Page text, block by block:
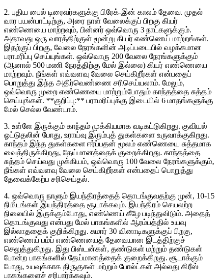
2. புதிய பைல் டிரைவர்களுக்கு பிரேக்-இன் காலம் தேவை. முதல்
வார பயன்பாட்டிற்கு, அரை நாள் வேலைக்குப் பிறகு கியர்
எண்ணெயை மாற்றவும், பின்னர் ஒவ்வொரு 3 நாட்களுக்கும்.
அதாவது ஒரு வாரத்திற்குள் மூன்று கியர் எண்ணெய் மாற்றங்கள்.
இதற்குப் பிறகு, வேலை நேரங்களின் அடிப்படையில் வழக்கமான
பராமரிப்பு செய்யுங்கள். ஒவ்வொரு 200 வேலை நேரங்களுக்கும்
(ஆனால் 500 மணி நேரத்திற்கு மேல் இல்லை) கியர் எண்ணெயை
மாற்றவும். நீங்கள் எவ்வளவு வேலை செய்கிறீர்கள் என்பதைப்
பொறுத்து இந்த அதிர்வெண்ணை சரிசெய்யலாம். மேலும்,
ஒவ்வொரு முறை எண்ணெயை மாற்றும்போதும் காந்தத்தை சுத்தம்
செய்யுங்கள். **குறிப்பு:** பராமரிப்புக்கு இடையில் 6 மாதங்களுக்கு
மேல் செல்ல வேண்டாம்.
3. உள்ளே இருக்கும் காந்தம் முக்கியமாக வடிகட்டுகிறது. குவியல்
ஓட்டுதலின் போது, ​​உராய்வு இரும்புத் துகள்களை உருவாக்குகிறது.
காந்தம் இந்த துகள்களை ஈர்ப்பதன் மூலம் எண்ணெயை சுத்தமாக
வைத்திருக்கிறது, தேய்மானத்தைக் குறைக்கிறது. காந்தத்தை
சுத்தம் செய்வது முக்கியம், ஒவ்வொரு 100 வேலை நேரங்களுக்கும்,
நீங்கள் எவ்வளவு வேலை செய்கிறீர்கள் என்பதைப் பொறுத்து
தேவைக்கேற்ப சரிசெய்தல்.
4. ஒவ்வொரு நாளும் இயந்திரத்தைத் தொடங்குவதற்கு முன், 10-15
நிமிடங்கள் இயந்திரத்தை சூடாக்கவும். இயந்திரம் செயலற்ற
நிலையில் இருக்கும்போது, ​​எண்ணெய் கீழே படிந்துவிடும். அதைத்
தொடங்குவது என்பது மேல் பாகங்களில் ஆரம்பத்தில் உயவு
இல்லாததைக் குறிக்கிறது. சுமார் 30 வினாடிகளுக்குப் பிறகு,
எண்ணெய் பம்ப் எண்ணெயைத் தேவையான இடத்திற்குச்
செலுத்துகிறது. இது பிஸ்டன்கள், தண்டுகள் மற்றும் தண்டுகள்
போன்ற பாகங்களில் தேய்மானத்தைக் குறைக்கிறது. சூடாக்கும்
போது, ​​உயவுக்காக திருகுகள் மற்றும் போல்ட்கள் அல்லது கிரீஸ்
பாகங்களைச் சரிபார்க்கவும்.